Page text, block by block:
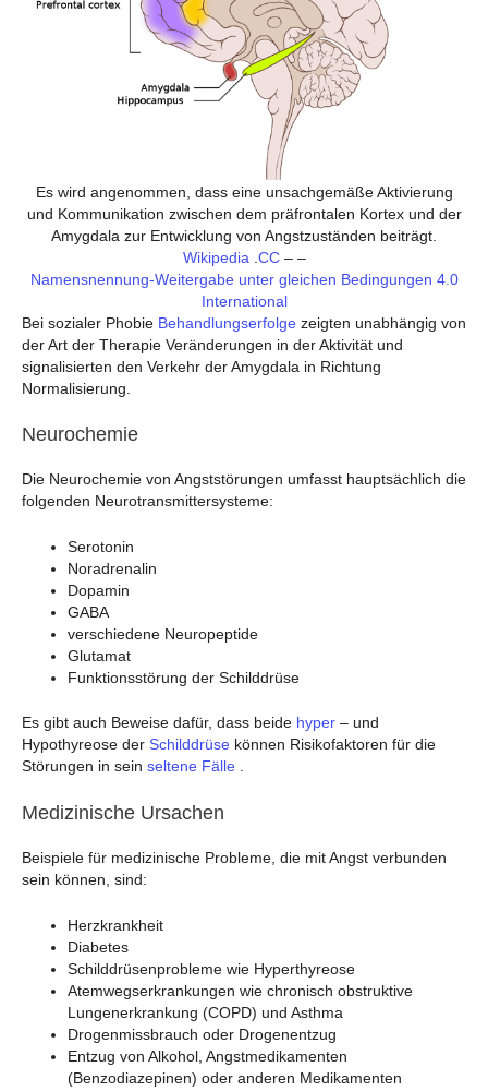
Es wird angenommen, dass eine unsachgemäße Aktivierung
und Kommunikation zwischen dem präfrontalen Kortex und der
Amygdala zur Entwicklung von Angstzuständen beiträgt.
Wikipedia CC– –
Namensnennung-Weitergabe unter gleichen Bedingungen 4.0
International
Bei sozialer Phobie Behandlungserfolge zeigten unabhängig von
der Art der Therapie Veränderungen in der Aktivität und
signalisierten den Verkehr der Amygdala in Richtung
Normalisierung.
Neurochemie
Die Neurochemie von Angststörungen umfasst hauptsächlich die
folgenden Neurotransmittersysteme:
Serotonin
Noradrenalin
Dopamin
GABA
verschiedene Neuropeptide
Glutamat
Funktionsstörung der Schilddrüse
Es gibt auch Beweise dafür, dass beide hyper – und
Hypothyreose der Schilddrüse können Risikofaktoren für die
Störungen in sein seltene Fälle .
Medizinische Ursachen
Beispiele für medizinische Probleme, die mit Angst verbunden
sein können, sind:
Herzkrankheit
Diabetes
Schilddrüsenprobleme wie Hyperthyreose
Atemwegserkrankungen wie chronisch obstruktive
Lungenerkrankung (COPD) und Asthma
Drogenmissbrauch oder Drogenentzug
Entzug von Alkohol, Angstmedikamenten
(Benzodiazepinen) oder anderen Medikamenten